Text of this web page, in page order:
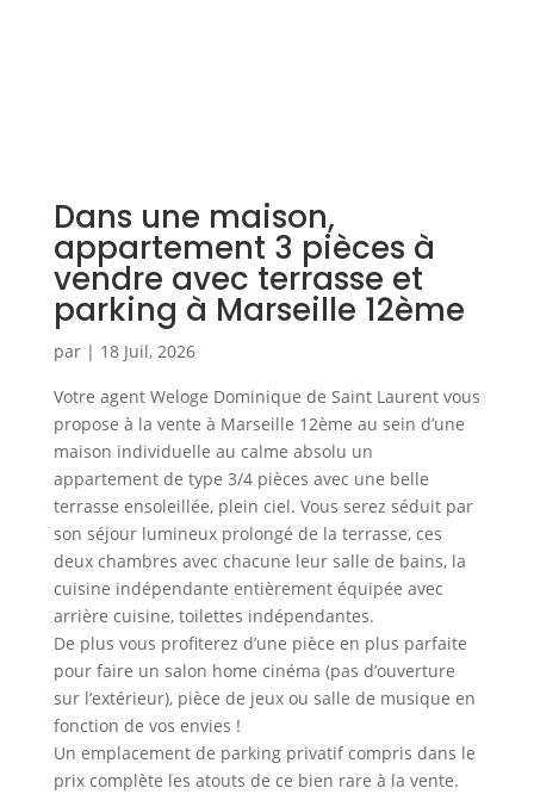
Dans une maison,
appartement 3 pièces à
vendre avec terrasse et
parking à Marseille 12ème
par | 18 Juil, 2026
Votre agent Weloge Dominique de Saint Laurent vous
propose à la vente à Marseille 12ème au sein d’une
maison individuelle au calme absolu un
appartement de type 3/4 pièces avec une belle
terrasse ensoleillée, plein ciel. Vous serez séduit par
son séjour lumineux prolongé de la terrasse, ces
deux chambres avec chacune leur salle de bains, la
cuisine indépendante entièrement équipée avec
arrière cuisine, toilettes indépendantes.
De plus vous profiterez d’une pièce en plus parfaite
pour faire un salon home cinéma (pas d’ouverture
sur l’extérieur), pièce de jeux ou salle de musique en
fonction de vos envies !
Un emplacement de parking privatif compris dans le
prix complète les atouts de ce bien rare à la vente.